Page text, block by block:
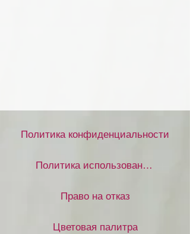
Политика конфиденциальности
Политика использования файлов cookie
Право на отказ
Цветовая палитра